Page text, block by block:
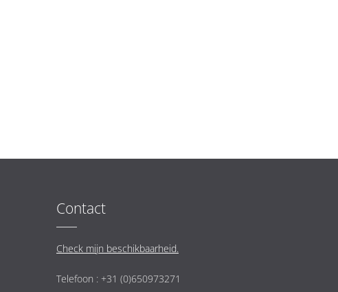
Contact
Check mijn beschikbaarheid.
Telefoon : +31 (0)650973271